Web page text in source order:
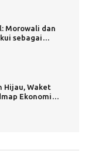
Morowali dan
sebagai
Hijau, Waket
Ekonomi